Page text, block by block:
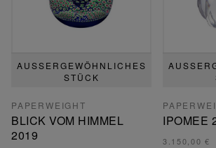
AUSSERGEWÖHNLICHES S
TÜCK
PAPERWEIGHT
BLICK VOM HIMMEL
2019
IPOMEE
3.150,00 €